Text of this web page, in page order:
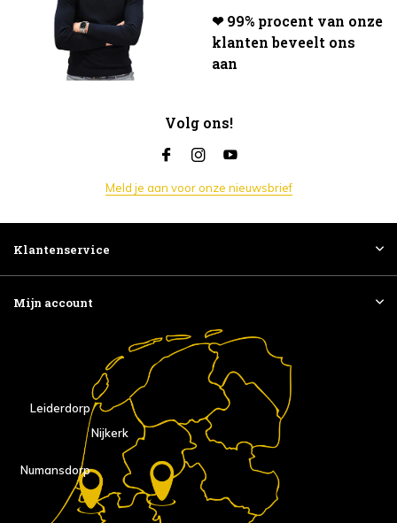
❤ 99% procent van onze
klanten beveelt ons
aan
Volg ons!
Meld je aan voor onze nieuwsbrief
Klantenservice
Mijn account
Nijkerk
Numansdorp
Leiderdorp